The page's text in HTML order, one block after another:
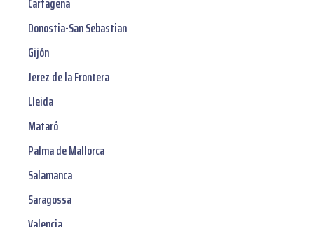
Donostia-San Sebastian
Gijón
Jerez de la Frontera
Lleida
Mataró
Palma de Mallorca
Salamanca
Saragossa